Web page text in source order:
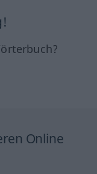
Online